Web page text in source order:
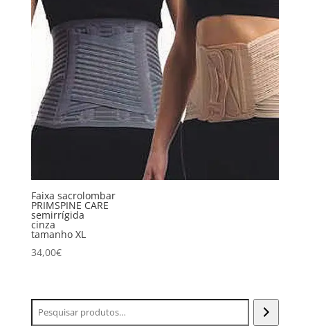
Faixa sacrolombar
PRIMSPINE CARE
semirrígida
cinza
tamanho XL
34,00€